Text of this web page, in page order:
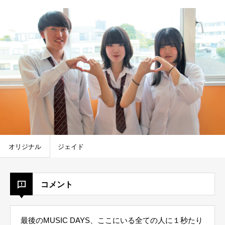
オリジナル ジェイド
コメント
最後のMUSIC DAYS、ここにいる全ての人に１秒たり